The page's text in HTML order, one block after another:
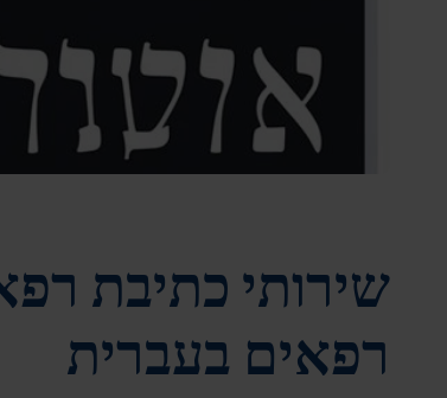
שירותי כתיבת
רפאים בעברית